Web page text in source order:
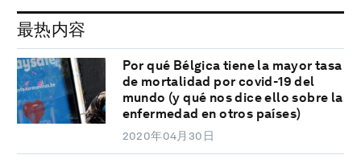
最热内容
Por qué Bélgica tiene la mayor tasa
de mortalidad por covid-19 del
mundo (y qué nos dice ello sobre la
enfermedad en otros países)
2020年04月30日